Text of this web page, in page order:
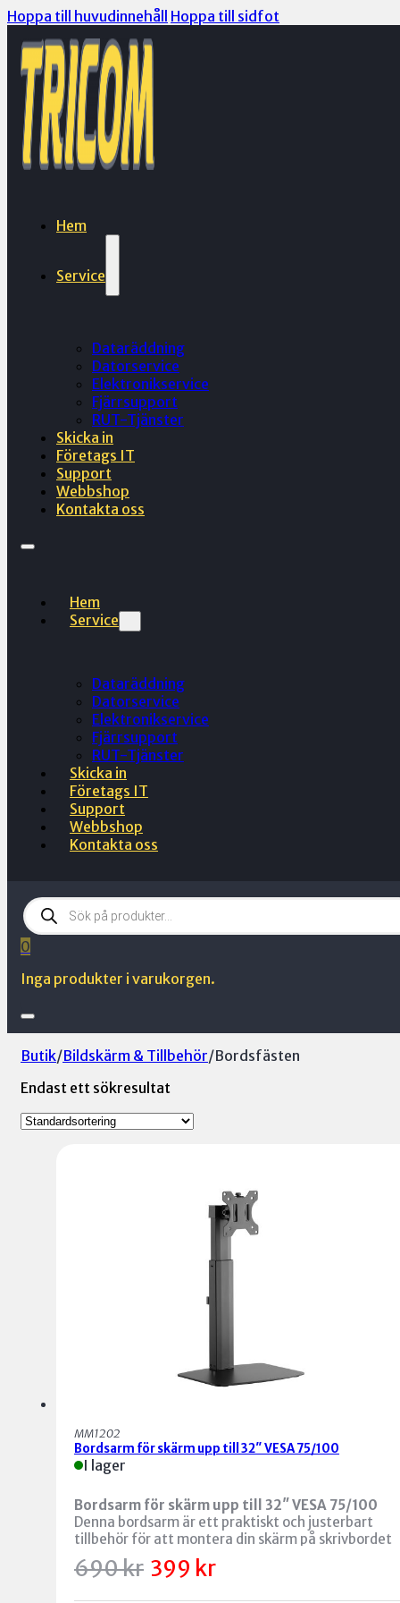
Hoppa till huvudinnehåll Hoppa till sidfot
Hem
Service
Dataräddning
Datorservice
Elektronikservice
Fjärrsupport
RUT-Tjänster
Skicka in
Företags IT
Support
Webbshop
Kontakta oss
Hem
Service
Dataräddning
Datorservice
Elektronikservice
Fjärrsupport
RUT-Tjänster
Skicka in
Företags IT
Support
Webbshop
Kontakta oss
Products
search
0
Inga produkter i varukorgen.
Butik/Bildskärm & Tillbehör/Bordsfästen
Endast ett sökresultat
MM1202
Bordsarm för skärm upp till 32″ VESA 75/100
I lager
Bordsarm för skärm upp till 32″ VESA 75/100
Denna bordsarm är ett praktiskt och justerbart
tillbehör för att montera din skärm på skrivbordet
och ge dig mer utrymme samtidigt som den
förbättrar ergonomin.
690kr Det
ursprungliga
399 krDet